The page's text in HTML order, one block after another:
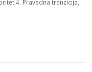
4. Pravedna tranzicija,